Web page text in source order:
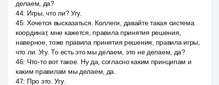
делаем, да?
44: Игры, что ли? Угу.
45: Хочется высказаться. Коллеги, давайте такая система
координат, мне кажется, правила принятия решения,
наверное, тоже правила принятия решения, правила игры,
что ли. Угу. То есть это мы делаем, это не делаем, да?
46: Что-то вот такое. Ну да, согласно каким принципам и
каким правилам мы делаем, да.
47: Про это. Угу.